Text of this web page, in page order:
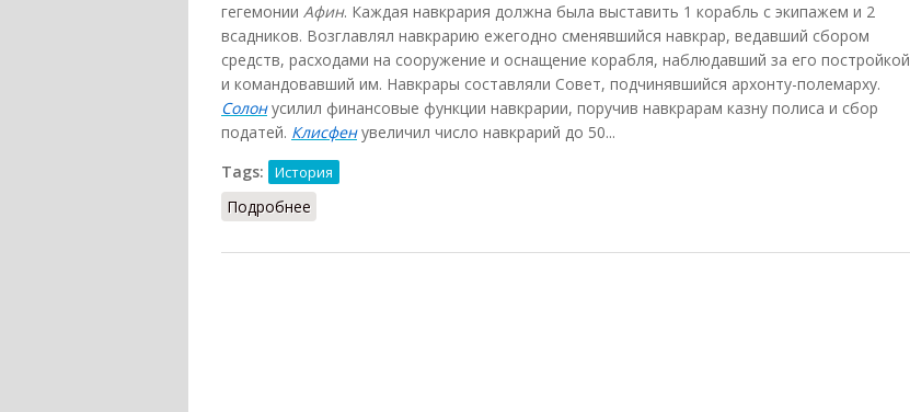
гегемонии Афин. Каждая навкрария должна была выставить 1 корабль с экипажем и 2
всадников. Возглавлял навкрарию ежегодно сменявшийся навкрар, ведавший сбором
средств, расходами на сооружение и оснащение корабля, наблюдавший за его постройкой
и командовавший им. Навкрары составляли Совет, подчинявшийся архонту-полемарху.
Солонусилил финансовые функции навкрарии, поручив навкрарам казну полиса и сбор
податей. Клисфенувеличил число навкрарий до 50...
Tags:
История
Подробнее